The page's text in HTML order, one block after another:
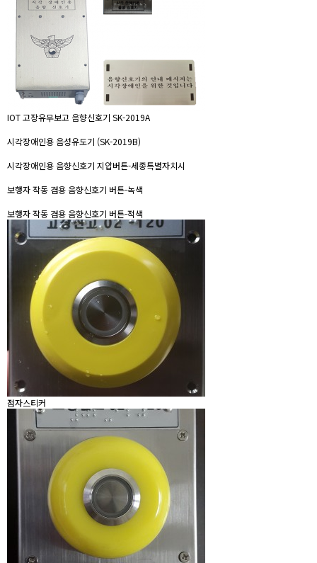
IOT 고장유무보고 음향신호기 SK-2019A
시각장애인용 음성유도기 (SK-2019B)
시각장애인용 음향신호기 지압버튼-세종특별자치시
보행자 작동 겸용 음향신호기 버튼-녹색
보행자 작동 겸용 음향신호기 버튼-적색
점자스티커